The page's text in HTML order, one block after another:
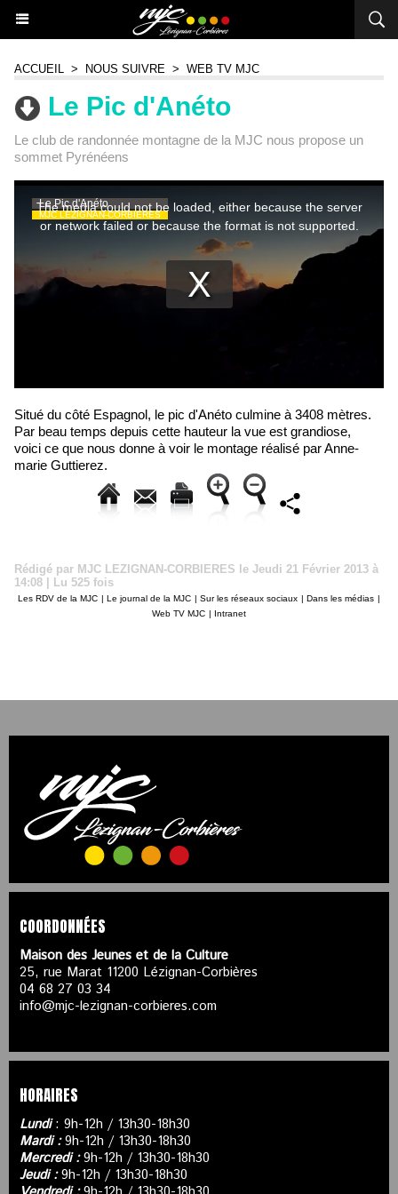
ACCUEIL > NOUS SUIVRE > WEB TV MJC
Le Pic d'Anéto
Le club de randonnée montagne de la MJC nous propose un
sommet Pyrénéens
Situé du côté Espagnol, le pic d'Anéto culmine à 3408 mètres.
Par beau temps depuis cette hauteur la vue est grandiose,
voici ce que nous donne à voir le montage réalisé par Anne-
marie Guttierez.
Rédigé par MJC LEZIGNAN-CORBIERES le Jeudi 21 Février 2013 à
14:08 | Lu 525 fois
Les RDV de la MJC | Le journal de la MJC | Sur les réseaux sociaux | Dans les médias |
Web TV MJC | Intranet
COORDONNÉES
Maison des Jeunes et de la Culture
25, rue Marat 11200 Lézignan-Corbières
04 68 27 03 34
info@mjc-lezignan-corbieres.com
HORAIRES
Lundi: 9h-12h / 13h30-18h30
Mardi :9h-12h / 13h30-18h30
Mercredi :9h-12h / 13h30-18h30
Jeudi :9h-12h / 13h30-18h30